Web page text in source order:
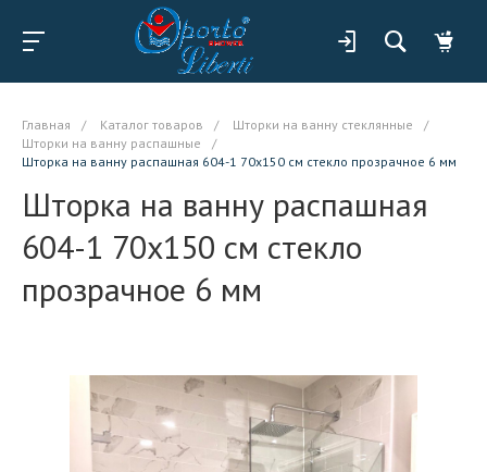
Главная / Каталог товаров / Шторки на ванну стеклянные
/
Шторки на ванну распашные
/
Шторка на ванну распашная 604-1 70x150 см стекло прозрачное 6 мм
Шторка на ванну распашная
604-1 70x150 см стекло
прозрачное 6 мм